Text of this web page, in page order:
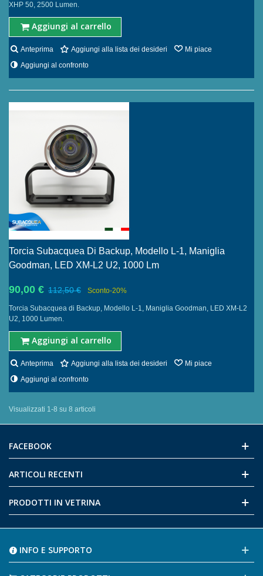
XHP 50, 2500 Lumen.
Aggiungi al carrello
Anteprima Aggiungi alla lista dei desideri
Mi piace
Aggiungi al confronto
Torcia Subacquea Di Backup, Modello L-1, Maniglia
Goodman, LED XM-L2 U2, 1000 Lm
90,00 € 112,50 € Sconto-20%
Torcia Subacquea di Backup, Modello L-1, Maniglia Goodman, LED XM-L2
U2, 1000 Lumen.
Aggiungi al carrello
Anteprima Aggiungi alla lista dei desideri
Mi piace
Aggiungi al confronto
Visualizzati 1-8 su 8 articoli
FACEBOOK
ARTICOLI RECENTI
PRODOTTI IN VETRINA
INFO E SUPPORTO